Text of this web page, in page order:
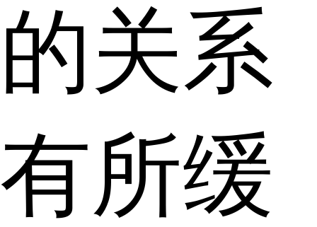
的关系
有所缓